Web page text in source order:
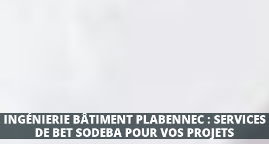
INGÉNIERIE BÂTIMENT PLABENNEC : SERVICES
DE BET SODEBA POUR VOS PROJETS